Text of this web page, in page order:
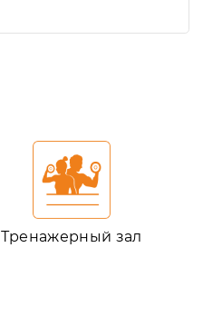
Тренажерный зал